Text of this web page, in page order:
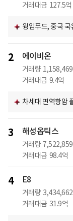
거래대금 127.5억
윙입푸드, 중국
2 에이비온
거래량 1,158,469
거래대금 9.4억
차세대 면역항암
3 해성옵틱스
거래량 7,522,859
거래대금 98.4억
4 E8
거래량 3,434,662
거래대금 31.9억